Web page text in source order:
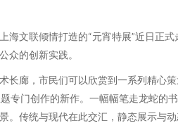
海文联倾情打造的“元宵特展”近日正
众的创新实践。
长廊，市民们可以欣赏到一系列精心
题专门创作的新作。一幅幅笔走龙蛇
。传统与现代在此交汇，静态展示与